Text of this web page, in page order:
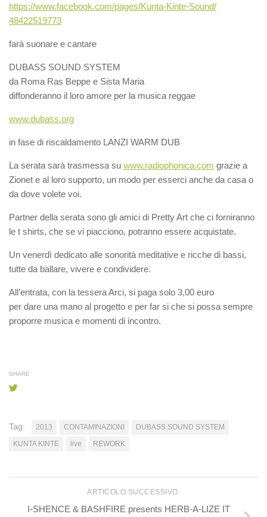
https://www.facebook.com/pages/Kunta-Kinte-Sound/
48422519773
farà suonare e cantare
DUBASS SOUND SYSTEM
da Roma Ras Beppe e Sista Maria
diffonderanno il loro amore per la musica reggae
www.dubass.org
in fase di riscaldamento LANZI WARM DUB
La serata sarà trasmessa su www.radiophonica.com grazie a
Zionet e al loro supporto, un modo per esserci anche da casa o
da dove volete voi.
Partner della serata sono gli amici di Pretty Art che ci forniranno
le t shirts, che se vi piacciono, potranno essere acquistate.
Un venerdì dedicato alle sonorità meditative e ricche di bassi,
tutte da ballare, vivere e condividere.
All’entrata, con la tessera Arci, si paga solo 3,00 euro
per dare una mano al progetto e per far si che si possa sempre
proporre musica e momenti di incontro.
SHARE
Tag: 2013 CONTAMINAZIONI
DUBASS SOUND SYSTEM
KUNTA KINTE
live REWORK
ARTICOLO SUCCESSIVO
I-SHENCE & BASHFIRE presents HERB-A-LIZE IT